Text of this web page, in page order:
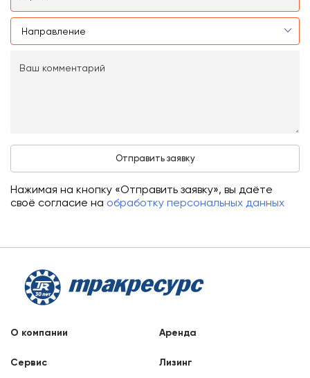
Нажимая на кнопку «Отправить заявку», вы даёте
своё согласие на обработку персональных данных
О компании Аренда
Сервис Лизинг